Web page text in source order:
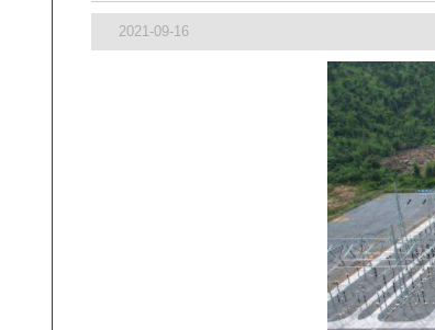
2021-09-16